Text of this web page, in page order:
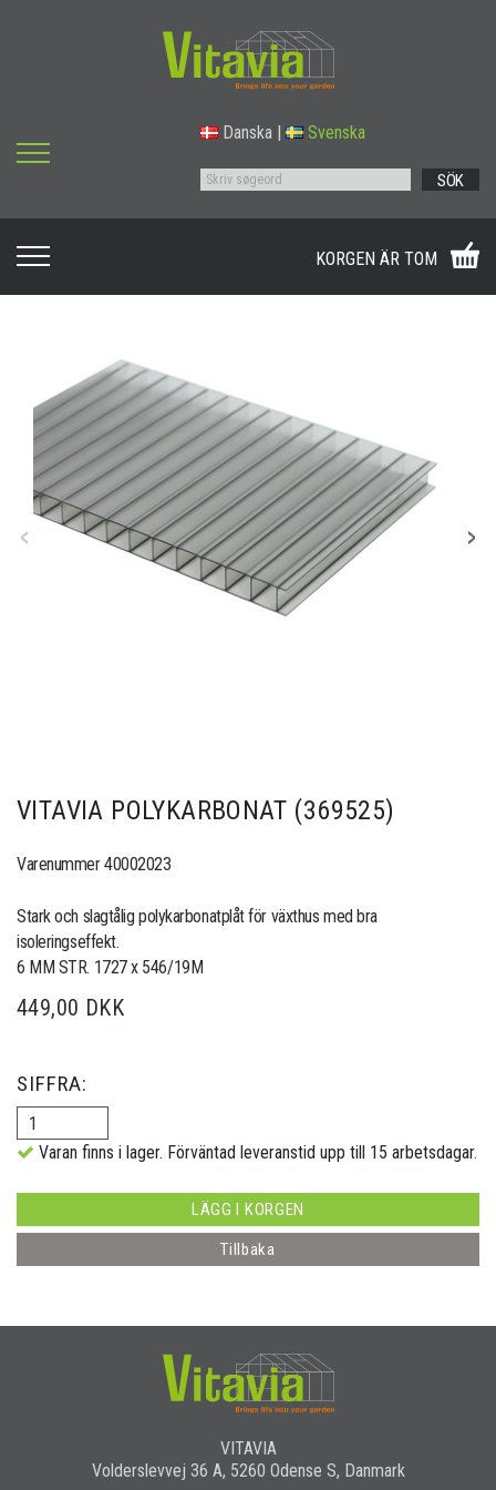
Danska Svenska
SÖK
KORGEN ÄR TOM
VITAVIA POLYKARBONAT (369525)
Varenummer 40002023
Stark och slagtålig polykarbonatplåt för växthus med bra
isoleringseffekt.
6 MM STR. 1727 x 546/19M
449,00 DKK
SIFFRA:
Varan finns i lager. Förväntad leveranstid upp till 15 arbetsdagar.
LÄGG I KORGEN
Tillbaka
VITAVIA
Volderslevvej 36 A, 5260 Odense S, Danmark